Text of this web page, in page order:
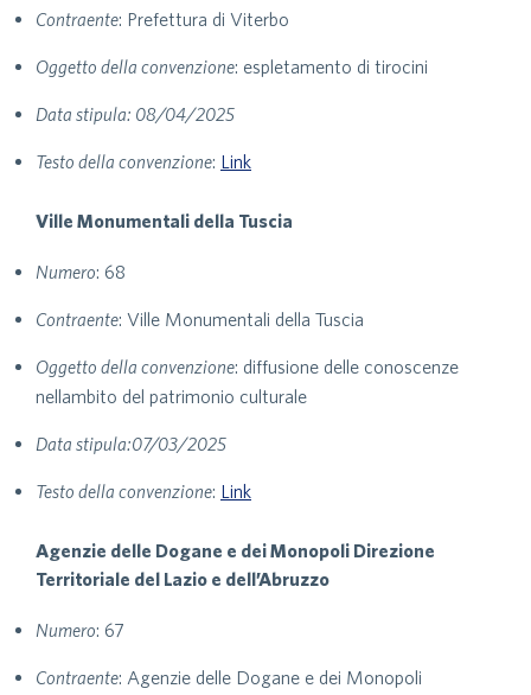
Contraente: Prefettura di Viterbo
Oggetto della convenzione: espletamento di tirocini
Data stipula: 08/04/2025
Testo della convenzione: Link
Ville Monumentali della Tuscia
Numero: 68
Contraente: Ville Monumentali della Tuscia
Oggetto della convenzione: diffusione delle conoscenze
nellambito del patrimonio culturale
Data stipula:07/03/2025
Testo della convenzione: Link
Agenzie delle Dogane e dei Monopoli Direzione
Territoriale del Lazio e dell’Abruzzo
Numero: 67
Contraente: Agenzie delle Dogane e dei Monopoli